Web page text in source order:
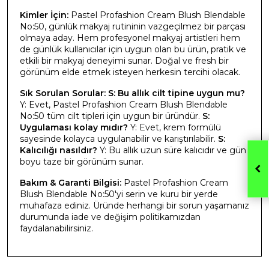
Kimler İçin: Pastel Profashion Cream Blush Blendable
No:50, günlük makyaj rutininin vazgeçilmez bir parçası
olmaya aday. Hem profesyonel makyaj artistleri hem
de günlük kullanıcılar için uygun olan bu ürün, pratik ve
etkili bir makyaj deneyimi sunar. Doğal ve fresh bir
görünüm elde etmek isteyen herkesin tercihi olacak.
Sık Sorulan Sorular: S: Bu allık cilt tipine uygun mu?
Y: Evet, Pastel Profashion Cream Blush Blendable
No:50 tüm cilt tipleri için uygun bir üründür. S:
Uygulaması kolay mıdır? Y: Evet, krem formülü
sayesinde kolayca uygulanabilir ve karıştırılabilir. S:
Kalıcılığı nasıldır? Y: Bu allık uzun süre kalıcıdır ve gün
boyu taze bir görünüm sunar.
Bakım & Garanti Bilgisi: Pastel Profashion Cream
Blush Blendable No:50'yi serin ve kuru bir yerde
muhafaza ediniz. Üründe herhangi bir sorun yaşamanız
durumunda iade ve değişim politikamızdan
faydalanabilirsiniz.